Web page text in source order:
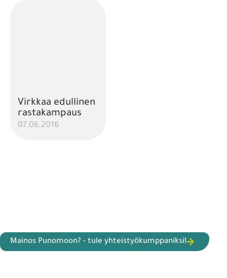
Virkkaa edullinen
rastakampaus
07.06.2016
Mainos Punomoon? - tule yhteistyökumppaniksi!